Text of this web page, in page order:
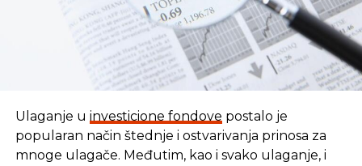
Ulaganje u investicione fondove postalo je
popularan način štednje i ostvarivanja prinosa za
mnoge ulagače. Međutim, kao i svako ulaganje, i